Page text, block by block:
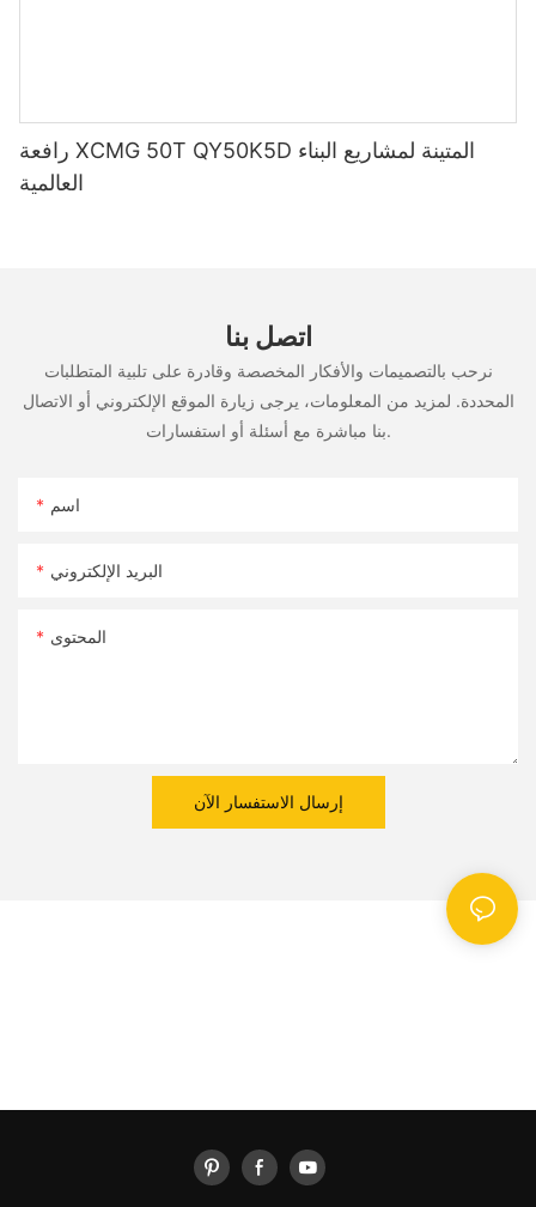
رافعة XCMG 50T QY50K5D المتينة لمشاريع البناء
العالمية
اتصل بنا
نرحب بالتصميمات والأفكار المخصصة وقادرة على تلبية المتطلبات
المحددة. لمزيد من المعلومات، يرجى زيارة الموقع الإلكتروني أو الاتصال
بنا مباشرة مع أسئلة أو استفسارات.
اسم
البريد الإلكتروني
المحتوى
إرسال الاستفسار الآن